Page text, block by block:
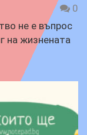
0
не е въпрос
на жизнената